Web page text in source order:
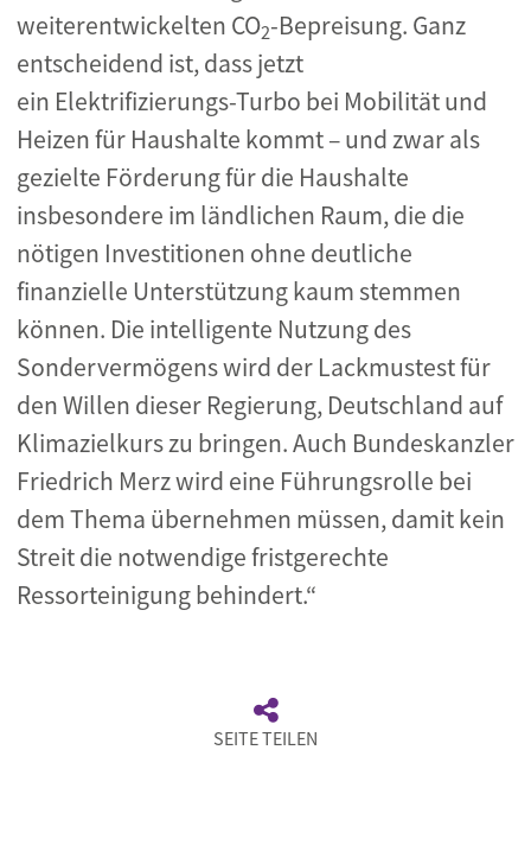
weiterentwickelten CO2-Bepreisung. Ganz
entscheidend ist, dass jetzt
ein Elektrifizierungs-Turbo bei Mobilität und
Heizen für Haushalte kommt – und zwar als
gezielte Förderung für die Haushalte
insbesondere im ländlichen Raum, die die
nötigen Investitionen ohne deutliche
finanzielle Unterstützung kaum stemmen
können. Die intelligente Nutzung des
Sondervermögens wird der Lackmustest für
den Willen dieser Regierung, Deutschland auf
Klimazielkurs zu bringen. Auch Bundeskanzler
Friedrich Merz wird eine Führungsrolle bei
dem Thema übernehmen müssen, damit kein
Streit die notwendige fristgerechte
Ressorteinigung behindert.“
SEITE TEILEN